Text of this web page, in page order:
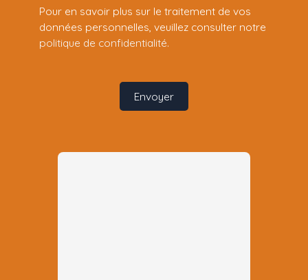
Pour en savoir plus sur le traitement de vos
données personnelles, veuillez consulter notre
politique de confidentialité.
Envoyer